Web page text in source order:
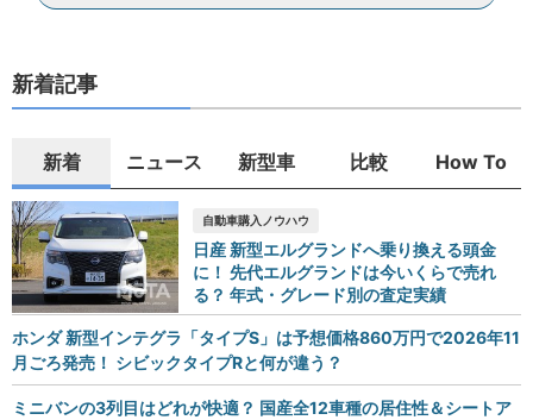
新着記事
新着 ニュース 新型車 比較 How To
自動車購入ノウハウ
日産 新型エルグランドへ乗り換える頭金
に！ 先代エルグランドは今いくらで売れ
る？ 年式・グレード別の査定実績
ホンダ 新型インテグラ「タイプS」は予想価格860万円で2026年11
月ごろ発売！ シビックタイプRと何が違う？
ミニバンの3列目はどれが快適？ 国産全12車種の居住性＆シートア